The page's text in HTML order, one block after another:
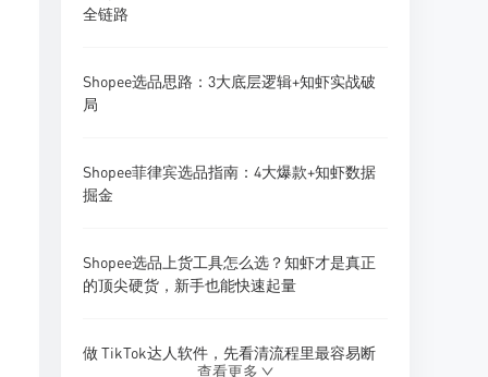
Shopee印尼站流量最大吗？印尼市场引流策
全链路
Shopee选品思路：3大底层逻辑+知虾实战破
局
Shopee菲律宾选品指南：4大爆款+知虾数据
掘金
Shopee选品上货工具怎么选？知虾才是真正
的顶尖硬货，新手也能快速起量
做 TikTok达人软件，先看清流程里最容易断
查看更多